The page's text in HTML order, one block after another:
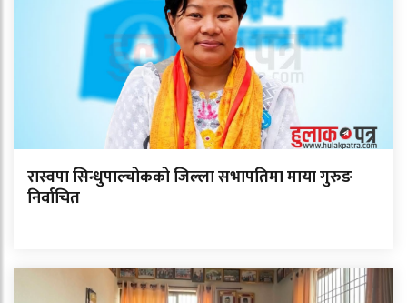
रास्वपा सिन्धुपाल्चोकको जिल्ला सभापतिमा माया गुरुङ
निर्वाचित